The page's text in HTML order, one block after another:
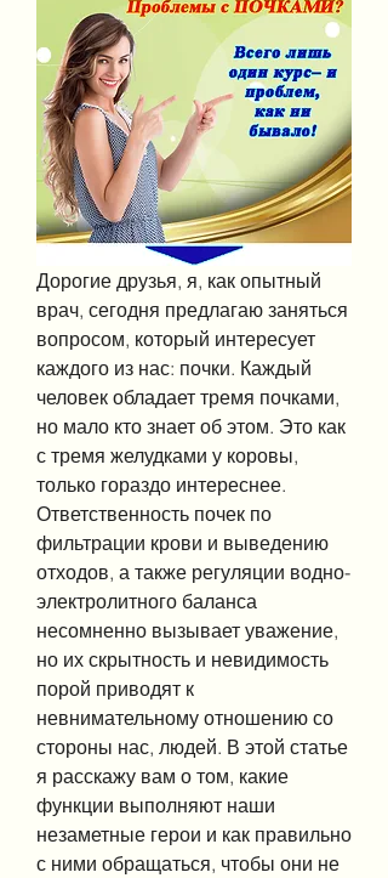
Дорогие друзья, я, как опытный
врач, сегодня предлагаю заняться
вопросом, который интересует
каждого из нас: почки. Каждый
человек обладает тремя почками,
но мало кто знает об этом. Это как
с тремя желудками у коровы,
только гораздо интереснее.
Ответственность почек по
фильтрации крови и выведению
отходов, а также регуляции водно-
электролитного баланса
несомненно вызывает уважение,
но их скрытность и невидимость
порой приводят к
невнимательному отношению со
стороны нас, людей. В этой статье
я расскажу вам о том, какие
функции выполняют наши
незаметные герои и как правильно
с ними обращаться, чтобы они не